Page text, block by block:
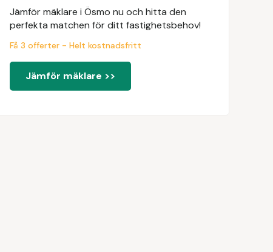
Jämför mäklare i Ösmo nu och hitta den
perfekta matchen för ditt fastighetsbehov!
Få 3 offerter - Helt kostnadsfritt
Jämför mäklare >>